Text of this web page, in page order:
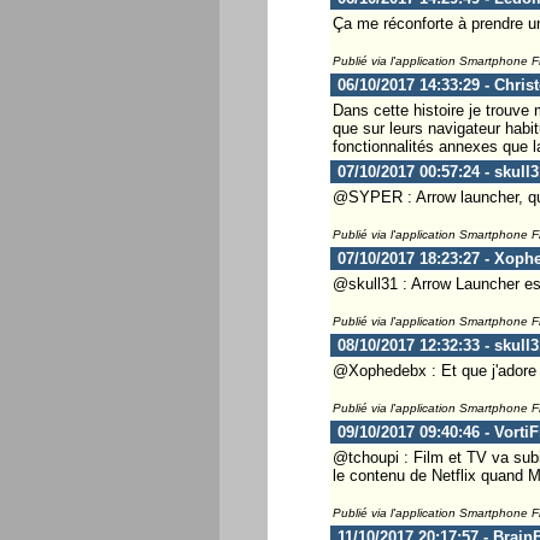
Ça me réconforte à prendre
Publié via l'application Smartphone
06/10/2017 14:33:29 -
Dans cette histoire je trouve
que sur leurs navigateur
fonctionnalités annexes que
07/10/2017 00:57:24 -
@SYPER : Arrow launcher,
Publié via l'application Smartphone
07/10/2017 18:23:27 -
@skull31 : Arrow Launcher
Publié via l'application Smartphone
08/10/2017 12:32:33 -
@Xophedebx : Et que
Publié via l'application Smartphone
09/10/2017 09:40:46 -
@tchoupi : Film et TV va
le contenu de Netflix quand
Publié via l'application Smartphone